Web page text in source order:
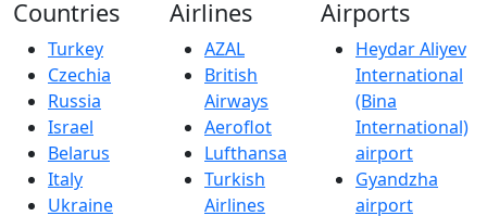
Countries
Turkey
Czechia
Russia
Israel
Belarus
Italy
Ukraine
Airlines
AZAL
British
Airways
Aeroflot
Lufthansa
Turkish
Airlines
Airports
Heydar Aliyev
International
(Bina
International)
airport
Gyandzha
airport